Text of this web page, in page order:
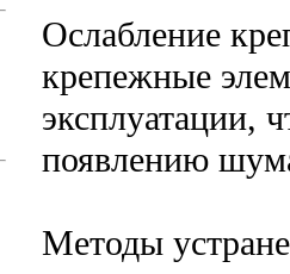
Ослабление
крепежные
эксплуатации,
появлению
Методы